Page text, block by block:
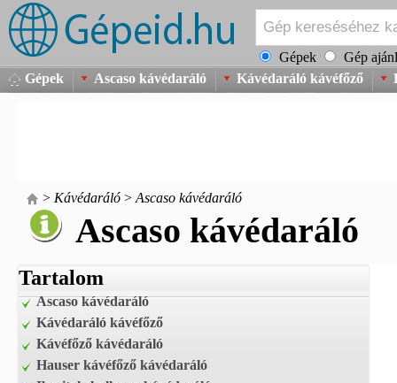
Gépek
Gép
Gépek
Ascaso kávédaráló Kávédaráló kávéfőző
> Kávédaráló > Ascaso kávédaráló
Ascaso kávédaráló
Tartalom
Ascaso kávédaráló
Kávédaráló kávéfőző
Kávéfőző kávédaráló
Hauser kávéfőző kávédaráló